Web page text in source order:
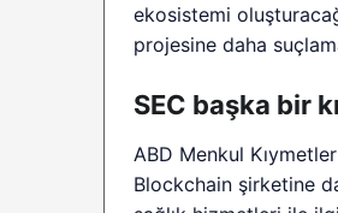
ekosistemi
projesine daha
SEC başka bir
ABD Menkul
Blockchain şirketine